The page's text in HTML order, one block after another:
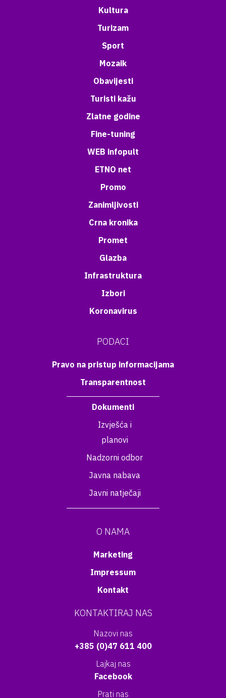
Kultura
Turizam
Sport
Mozaik
Obavijesti
Turisti kažu
Zlatne godine
Fine-tuning
WEB infopult
ETNO net
Promo
Zanimljivosti
Crna kronika
Promet
Glazba
Infrastruktura
Izbori
Koronavirus
PODACI
Pravo na pristup informacijama
Transparentnost
Dokumenti
Izvješća i
planovi
Nadzorni odbor
Javna nabava
Javni natječaji
O NAMA
Marketing
Impressum
Kontakt
KONTAKTIRAJ NAS
Nazovi nas
+385 (0)47 611 400
Lajkaj nas
Facebook
Prati nas